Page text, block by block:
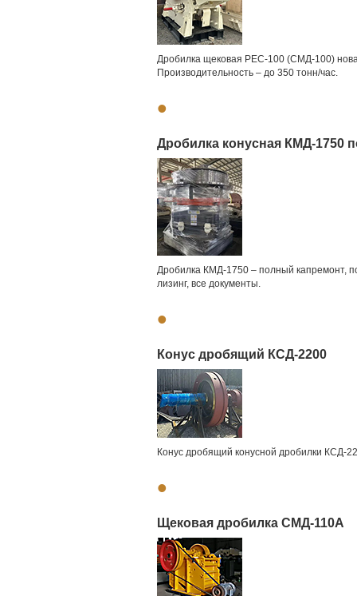
Дробилка щековая PEC-100 (СМД-100)
Производительность – до 350 тонн/час.
•
Дробилка конусная КМД-1750
Дробилка КМД-1750 – полный капремонт,
лизинг, все документы.
•
Конус дробящий КСД-2200
Конус дробящий конусной дробилки КСД-
•
Щековая дробилка СМД-110А